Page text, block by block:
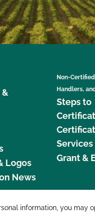
Logos
News
Non-
Handlers,
Steps to
Services
Grant &
information, you may